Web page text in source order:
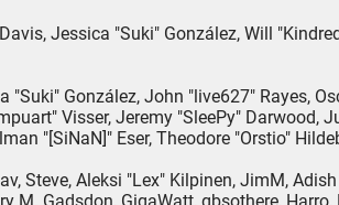
Jessica "Suki" González, Will
González, John "live627" Rayes,
Visser, Jeremy "SleePy" Darwood,
"[SiNaN]" Eser, Theodore "Orstio"
Steve, Aleksi "Lex" Kilpinen, JimM,
M. Gadsdon, GigaWatt, gbsothere,